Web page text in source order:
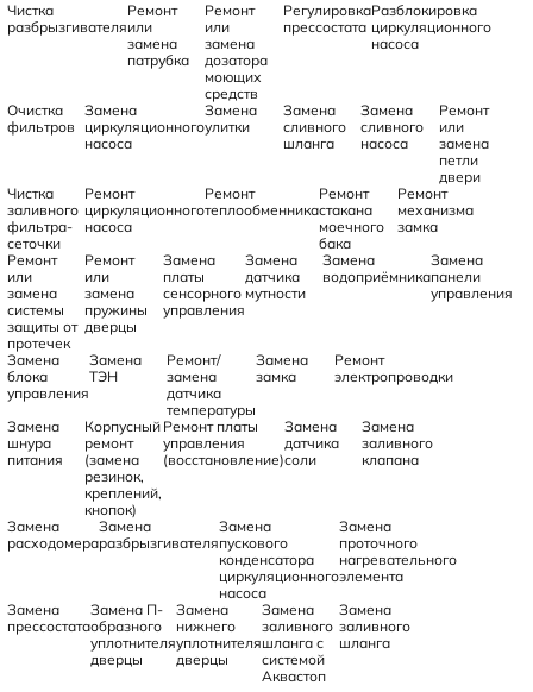
Чистка
разбрызгивателя
Ремонт
или
замена
патрубка
Ремонт
или
замена
дозатора
моющих
средств
Регулировка
прессостата
Разблокировка
циркуляционного
насоса
Очистка
фильтров
Замена
циркуляционного
насоса
Замена
улитки
Замена
сливного
шланга
Замена
сливного
насоса
Ремонт
или
замена
петли
двери
Чистка
заливного
фильтра-
сеточки
Ремонт
циркуляционного
насоса
Ремонт
теплообменника
Ремонт
стакана
моечного
бака
Ремонт
механизма
замка
Ремонт
или
замена
системы
защиты от
протечек
Ремонт
или
замена
пружины
дверцы
Замена
платы
сенсорного
управления
Замена
датчика
мутности
Замена
водоприёмника
Замена
панели
управления
Замена
блока
управления
Замена
ТЭН
Ремонт/
замена
датчика
температуры
Замена
замка
Ремонт
электропроводки
Замена
шнура
питания
Корпусный
ремонт
(замена
резинок,
креплений,
кнопок)
Ремонт платы
управления
(восстановление)
Замена
датчика
соли
Замена
заливного
клапана
Замена
расходомера
Замена
разбрызгивателя
Замена
пускового
конденсатора
циркуляционного
насоса
Замена
проточного
нагревательного
элемента
Замена
прессостата
Замена П-
образного
уплотнителя
дверцы
Замена
нижнего
уплотнителя
дверцы
Замена
заливного
шланга с
системой
Аквастоп
Замена
заливного
шланга